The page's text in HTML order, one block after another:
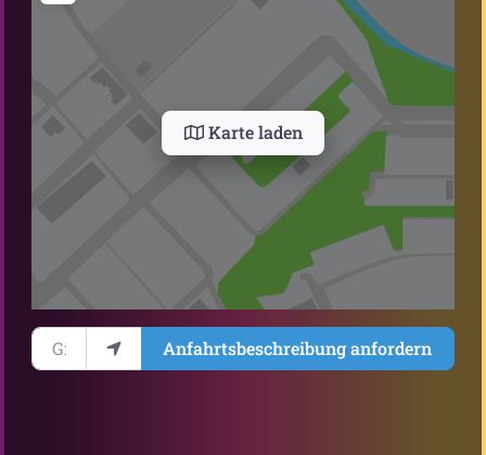
Karte laden
Gib deinen Standort ein.Anfahrtsbeschreibung anfordern